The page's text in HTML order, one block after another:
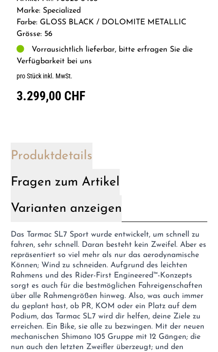
Marke: Specialized
Farbe: GLOSS BLACK / DOLOMITE METALLIC
Grösse: 56
Vorrausichtlich lieferbar, bitte erfragen Sie die
Verfügbarkeit bei uns
pro Stück inkl. MwSt.
3.299,00 CHF
Produktdetails
Fragen zum Artikel
Varianten anzeigen
Das Tarmac SL7 Sport wurde entwickelt, um schnell zu
fahren, sehr schnell. Daran besteht kein Zweifel. Aber es
repräsentiert so viel mehr als nur das aerodynamische
Können; Wind zu schneiden. Aufgrund des leichten
Rahmens und des Rider-First Engineered™-Konzepts
sorgt es auch für die bestmöglichen Fahreigenschaften
über alle Rahmengrößen hinweg. Also, was auch immer
du geplant hast, ob PR, KOM oder ein Platz auf dem
Podium, das Tarmac SL7 wird dir helfen, deine Ziele zu
erreichen. Ein Bike, sie alle zu bezwingen. Mit der neuen
mechanischen Shimano 105 Gruppe mit 12 Gängen; die
nun auch den letzten Zweifler überzeugt; und den